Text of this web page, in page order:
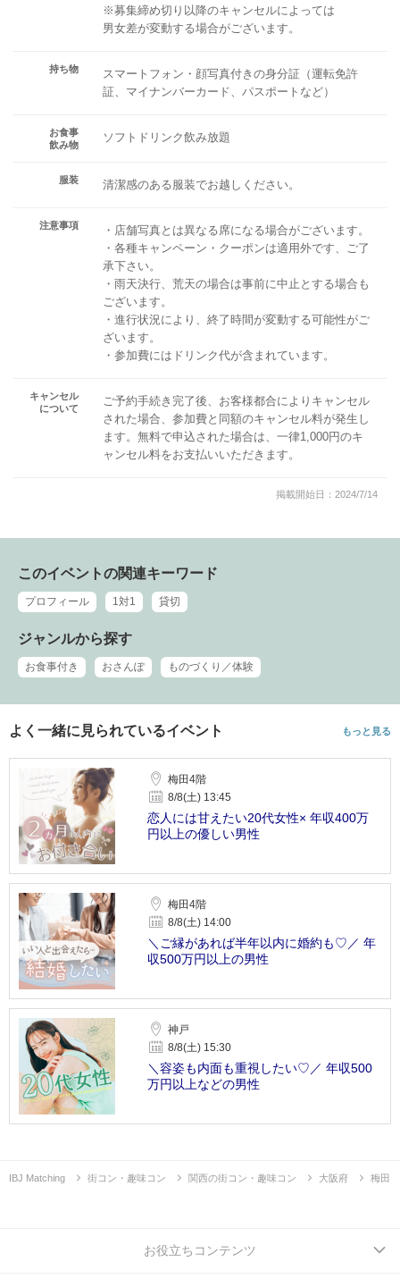
※募集締め切り以降のキャンセルによっては
男女差が変動する場合がございます。
持ち物
スマートフォン・顔写真付きの身分証（運転免許
証、マイナンバーカード、パスポートなど）
お食事
飲み物
ソフトドリンク飲み放題
服装 清潔感のある服装でお越しください。
注意事項
・店舗写真とは異なる席になる場合がございます。
・各種キャンペーン・クーポンは適用外です、ご了
承下さい。
・雨天決行、荒天の場合は事前に中止とする場合も
ございます。
・進行状況により、終了時間が変動する可能性がご
ざいます。
・参加費にはドリンク代が含まれています。
キャンセル
について
ご予約手続き完了後、お客様都合によりキャンセル
された場合、参加費と同額のキャンセル料が発生し
ます。無料で申込された場合は、一律1,000円のキ
ャンセル料をお支払いいただきます。
掲載開始日：2024/7/14
このイベントの関連キーワード
プロフィール 1対1 貸切
ジャンルから探す
お食事付き おさんぽ ものづくり／体験
よく一緒に見られているイベント もっと見る
梅田4階
8/8(土) 13:45
恋人には甘えたい20代女性× 年収400万
円以上の優しい男性
梅田4階
8/8(土) 14:00
＼ご縁があれば半年以内に婚約も♡／ 年
収500万円以上の男性
神戸
8/8(土) 15:30
＼容姿も内面も重視したい♡／ 年収500
万円以上などの男性
IBJ Matching 街コン・趣味コン 関西の街コン・趣味コン 大阪府 梅田
お役立ちコンテンツ